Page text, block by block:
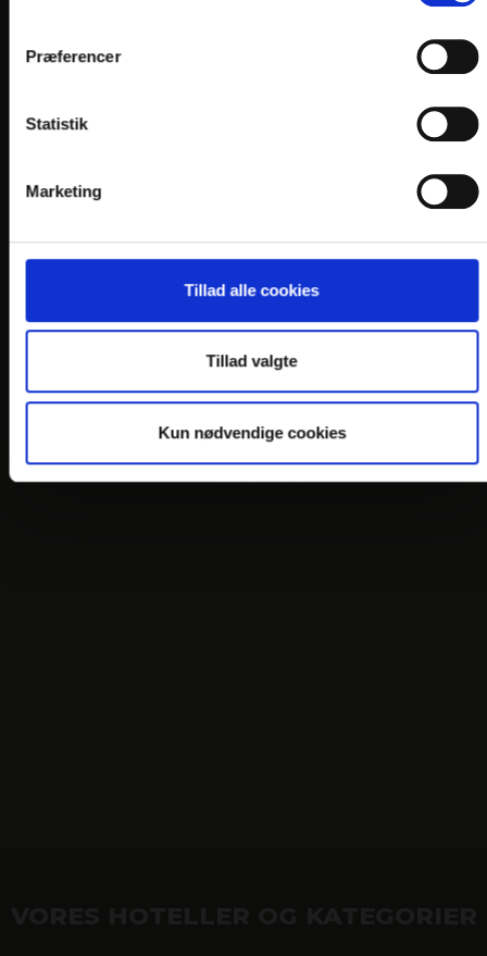
Præferencer
Statistik
Marketing
Tillad alle cookies
Tillad valgte
Kun nødvendige cookies
GENERELLE BESTEMMELSER
PERSONDATAPOLITIK
COOKIEPOLITIK
JOB PÅ HOTELLET
DANSKE HOTELLER
FIND OS